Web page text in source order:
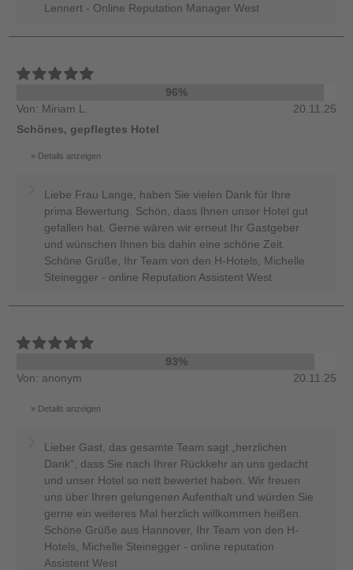
Lennert - Online Reputation Manager West
96%
Von: Miriam L.
20.11.25
Schönes, gepflegtes Hotel
Details anzeigen
Liebe Frau Lange, haben Sie vielen Dank für Ihre
prima Bewertung. Schön, dass Ihnen unser Hotel gut
gefallen hat. Gerne wären wir erneut Ihr Gastgeber
und wünschen Ihnen bis dahin eine schöne Zeit.
Schöne Grüße, Ihr Team von den H-Hotels, Michelle
Steinegger - online Reputation Assistent West
93%
Von: anonym
20.11.25
Details anzeigen
Lieber Gast, das gesamte Team sagt „herzlichen
Dank“, dass Sie nach Ihrer Rückkehr an uns gedacht
und unser Hotel so nett bewertet haben. Wir freuen
uns über Ihren gelungenen Aufenthalt und würden Sie
gerne ein weiteres Mal herzlich willkommen heißen.
Schöne Grüße aus Hannover, Ihr Team von den H-
Hotels, Michelle Steinegger - online reputation
Assistent West